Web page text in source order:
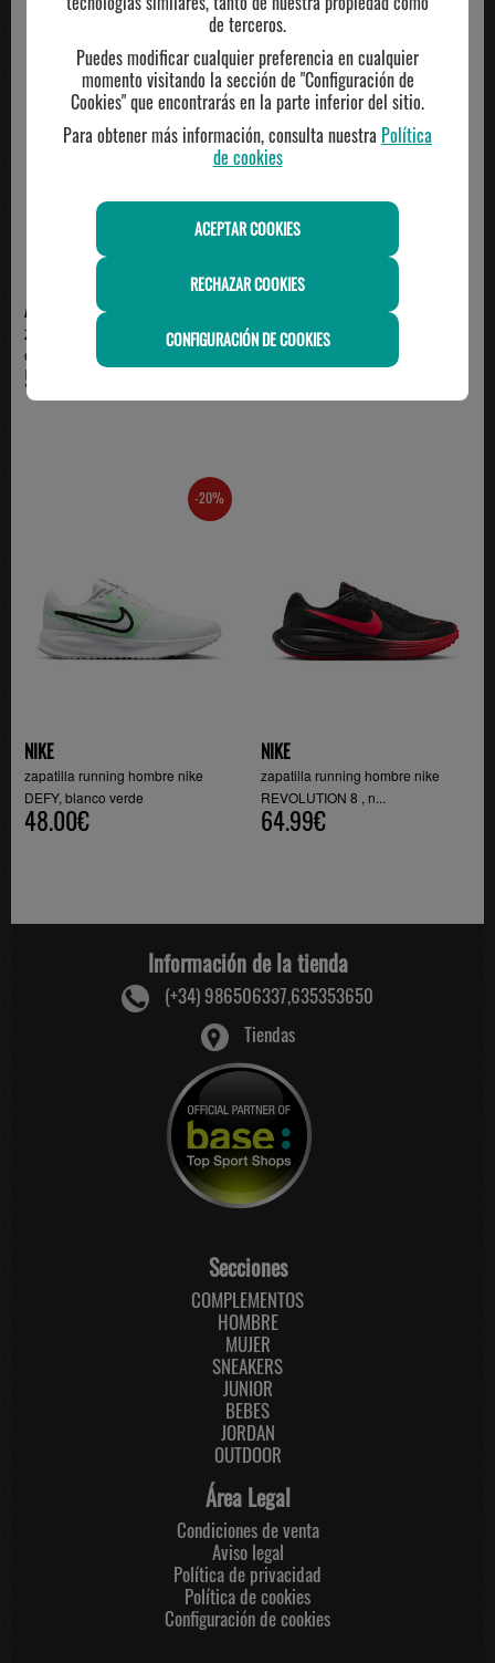
ADIDAS
Zapatillas de Running Adidas
Galaxy 8 M Hombre ...
54.95€
zapatilla running hombre adidas
54.95€
-20%
NIKE
zapatilla running hombre nike
DEFY, blanco verde
48.00€
NIKE
zapatilla running hombre nike
REVOLUTION 8 , n...
64.99€
Información de la tienda
(+34) 986506337,635353650
Tiendas
Secciones
COMPLEMENTOS
HOMBRE
MUJER
SNEAKERS
JUNIOR
BEBES
JORDAN
OUTDOOR
Área Legal
Condiciones de venta
Aviso legal
Política de privacidad
Política de cookies
Configuración de cookies
de terceros.
Puedes modificar cualquier preferencia en cualquier
momento visitando la sección de "Configuración de
Cookies" que encontrarás en la parte inferior del sitio.
Para obtener más información, consulta nuestra Política
de cookies
ACEPTAR COOKIES
RECHAZAR COOKIES
CONFIGURACIÓN DE COOKIES